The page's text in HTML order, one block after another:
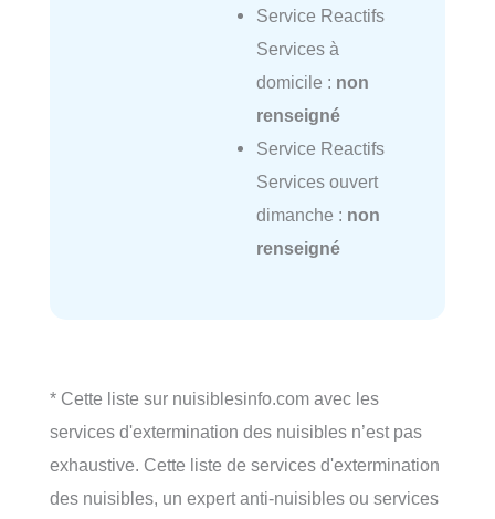
Service Reactifs
Services à
domicile : non
renseigné
Service Reactifs
Services ouvert
dimanche : non
renseigné
* Cette liste sur nuisiblesinfo.com avec les
services d'extermination des nuisibles n’est pas
exhaustive. Cette liste de services d'extermination
des nuisibles, un expert anti-nuisibles ou services